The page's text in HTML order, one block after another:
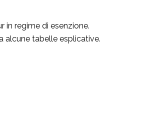
in regime di esenzione.
alcune tabelle esplicative.